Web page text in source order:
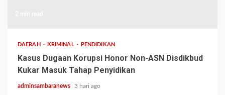
DAERAH KRIMINAL PENDIDIKAN
Kasus Dugaan Korupsi Honor Non-ASN Disdikbud
Kukar Masuk Tahap Penyidikan
adminsambaranews 3 hari ago